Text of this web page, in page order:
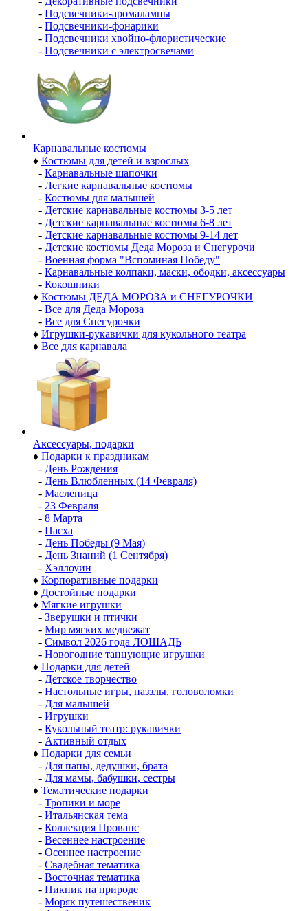
- Подсвечники-аромалампы
- Подсвечники-фонарики
- Подсвечники хвойно-флористические
- Подсвечники с электросвечами
Карнавальные костюмы
♦ Костюмы для детей и взрослых
- Карнавальные шапочки
- Легкие карнавальные костюмы
- Костюмы для малышей
- Детские карнавальные костюмы 3-5 лет
- Детские карнавальные костюмы 6-8 лет
- Детские карнавальные костюмы 9-14 лет
- Детские костюмы Деда Мороза и Снегурочи
- Военная форма "Вспоминая Победу"
- Карнавальные колпаки, маски, ободки, аксессуары
- Кокошники
♦ Костюмы ДЕДА МОРОЗА и СНЕГУРОЧКИ
- Все для Деда Мороза
- Все для Снегурочки
♦ Игрушки-рукавички для кукольного театра
♦ Все для карнавала
Аксессуары, подарки
♦ Подарки к праздникам
- День Рождения
- День Влюбленных (14 Февраля)
- Масленица
- 23 Февраля
- 8 Марта
- Пасха
- День Победы (9 Мая)
- День Знаний (1 Сентября)
- Хэллоуин
♦ Корпоративные подарки
♦ Достойные подарки
♦ Мягкие игрушки
- Зверушки и птички
- Мир мягких медвежат
- Символ 2026 года ЛОШАДЬ
- Новогодние танцующие игрушки
♦ Подарки для детей
- Детское творчество
- Настольные игры, паззлы, головоломки
- Для малышей
- Игрушки
- Кукольный театр: рукавички
- Активный отдых
♦ Подарки для семьи
- Для папы, дедушки, брата
- Для мамы, бабушки, сестры
♦ Тематические подарки
- Тропики и море
- Итальянская тема
- Коллекция Прованс
- Весеннее настроение
- Осеннее настроение
- Свадебная тематика
- Восточная тематика
- Пикник на природе
- Моряк путешественик